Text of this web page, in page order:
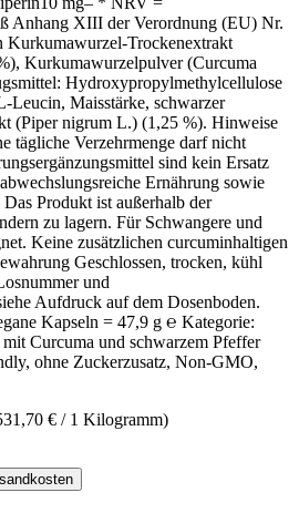
Anhang XIII der Verordnung (EU) Nr.
Trockenextrakt
Kurkumawurzelpulver (Curcuma
Hydroxypropylmethylcellulose
Leucin, Maisstärke, schwarzer
(Piper nigrum L.) (1,25 %). Hinweise
tägliche Verzehrmenge darf nicht
sind kein Ersatz
Ernährung sowie
Produkt ist außerhalb der
zu lagern. Für Schwangere und
Keine zusätzlichen curcuminhaltigen
Geschlossen, trocken, kühl
und
Aufdruck auf dem Dosenboden.
Kapseln = 47,9 g ℮ Kategorie:
Curcuma und schwarzem Pfeffer
ohne Zuckerzusatz, Non-GMO,
€ / 1 Kilogramm)